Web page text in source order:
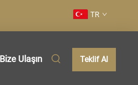
TR
Bize Ulaşın Teklif Al